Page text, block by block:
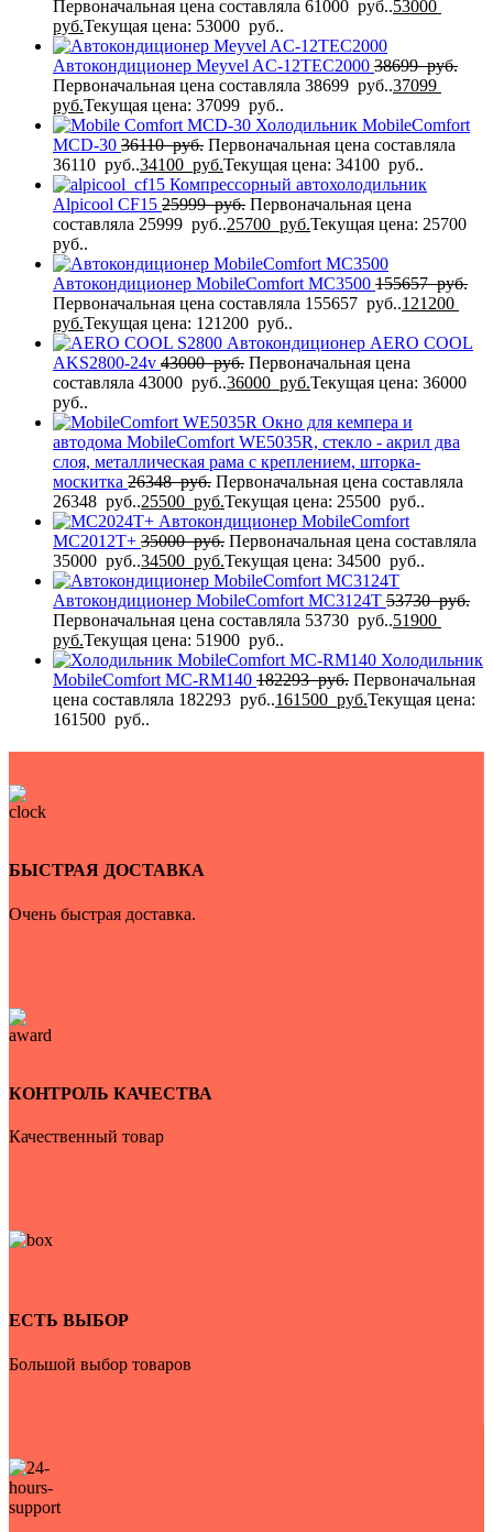
Первоначальная цена составляла 61000 руб..53000
руб.Текущая цена: 53000 руб..
Автокондиционер Meyvel AC-12TEC2000 38699руб.
Первоначальная цена составляла 38699 руб..37099
руб.Текущая цена: 37099 руб..
Холодильник MobileComfort
MCD-30 36110руб. Первоначальная цена составляла
36110 руб..34100 руб.Текущая цена: 34100 руб..
Компрессорный автохолодильник
Alpicool CF15 25999руб. Первоначальная цена
составляла 25999 руб..25700 руб.Текущая цена: 25700
руб..
Автокондиционер MobileComfort MC3500 155657руб.
Первоначальная цена составляла 155657 руб..121200
руб.Текущая цена: 121200 руб..
Автокондиционер AERO COOL
AKS2800-24v 43000руб. Первоначальная цена
составляла 43000 руб..36000 руб.Текущая цена: 36000
руб..
Окно для кемпера и
автодома MobileComfort WE5035R, стекло - акрил два
слоя, металлическая рама с креплением, шторка-
москитка 26348руб. Первоначальная цена составляла
26348 руб..25500 руб.Текущая цена: 25500 руб..
Автокондиционер MobileComfort
MC2012T+ 35000руб. Первоначальная цена составляла
35000 руб..34500 руб.Текущая цена: 34500 руб..
Автокондиционер MobileComfort MC3124T 53730руб.
Первоначальная цена составляла 53730 руб..51900
руб.Текущая цена: 51900 руб..
Холодильник
MobileComfort MC-RM140 182293руб. Первоначальная
цена составляла 182293 руб..161500 руб.Текущая цена:
161500 руб..
БЫСТРАЯ ДОСТАВКА
Очень быстрая доставка.
КОНТРОЛЬ КАЧЕСТВА
Качественный товар
ЕСТЬ ВЫБОР
Большой выбор товаров